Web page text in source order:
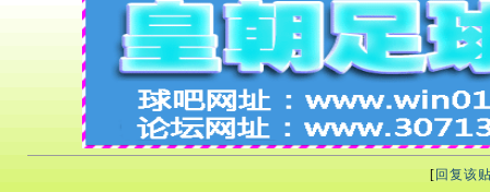
[ 回复该